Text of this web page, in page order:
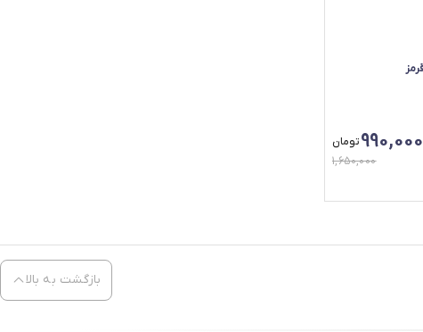
990,000تومان
1,650,000
بازگشت به بالا